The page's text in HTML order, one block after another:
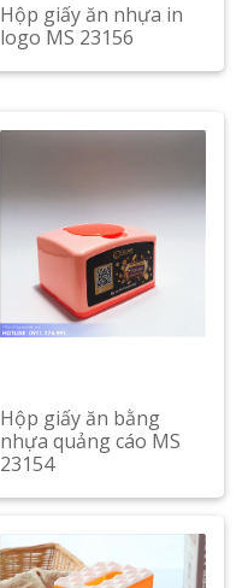
Hộp giấy ăn nhựa in
logo MS 23156
Hộp giấy ăn bằng
nhựa quảng cáo MS
23154